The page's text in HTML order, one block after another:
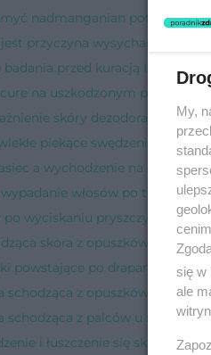
nadmanganian potasu ze
przyczyna wysychania skóry
badania przed kuracją
na uszkodzonym paznokciu
skóry dezodorantem w
piekące swędzenie pleców
a wychodzenie na dwór
wypadanie włosów po terapii
po wyciskaniu pryszczy [Porada
skóra z opuszków palców
powstające po drapaniu skóry
schodząca z opuszków palców
schodząca z palców u rąk
i łuszczenie się skóry
My,
się w
ale